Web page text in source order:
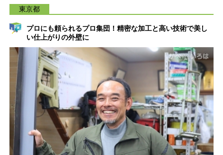
東京都
プロにも頼られるプロ集団！精密な加工と高い技術で美し
い仕上がりの外壁に